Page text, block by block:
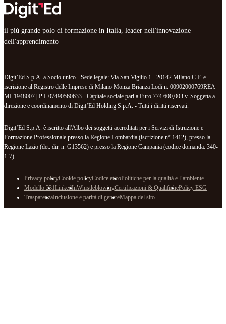
il più grande polo di formazione in Italia, leader nell'innovazione
dell'apprendimento
Digit’Ed S.p.A. a Socio unico - Sede legale: Via San Vigilio 1 - 20142 Milano C.F. e
iscrizione al Registro delle Imprese di Milano Monza Brianza Lodi n. 00902000769REA
MI-1948007 | P.I. 07490560633 - Capitale sociale pari a Euro 774.600,00 i.v. Soggetta a
direzione e coordinamento di Digit’Ed Holding S.p.A. - Tutti i diritti riservati.
Digit’Ed S.p.A. è iscritto all'Albo dei soggetti accreditati per i Servizi di Istruzione e
Formazione Professionale presso la Regione Lombardia (iscrizione n° 1412), presso la
Regione Lazio (det. dir. n. G13562) e presso la Regione Campania (codice domanda: 340-
1-7).
Privacy policyCookie policyCodice eticoPolitiche per la qualità e l’ambiente
Modello 231LinkedInWhistleblowingCertificazioni & QualifichePolicy ESG
TrasparenzaInclusione e parità di genereMappa del sito